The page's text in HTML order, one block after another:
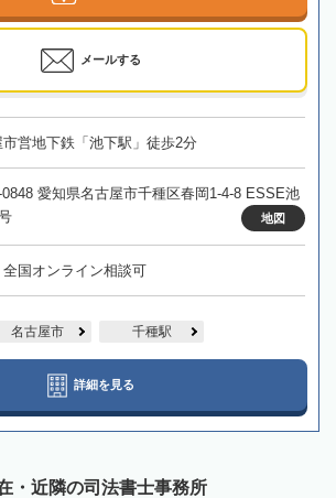
メールする
営地下鉄「池下駅」徒歩2分
愛知県名古屋市千種区春岡1-4-8 ESSE池
地図
国オンライン相談可
名古屋市 千種駅
詳細を見る
・近隣の司法書士事務所